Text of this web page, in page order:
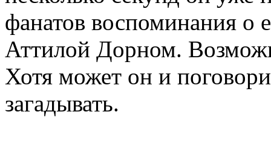
фанатов воспоминания о
Аттилой Дорном.
Хотя может он и
загадывать.